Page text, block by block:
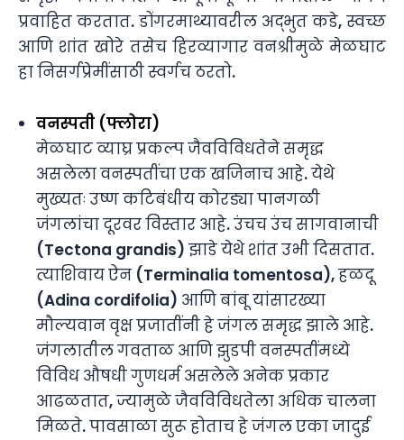
प्रवाहित करतात. डोंगरमाथ्यावरील अद्भुत कडे, स्वच्छ
आणि शांत खोरे तसेच हिरव्यागार वनश्रीमुळे मेळघाट
हा निसर्गप्रेमींसाठी स्वर्गच ठरतो.
वनस्पती (फ्लोरा)
मेळघाट व्याघ्र प्रकल्प जैवविविधतेने समृद्ध
असलेला वनस्पतींचा एक खजिनाच आहे. येथे
मुख्यतः उष्ण कटिबंधीय कोरड्या पानगळी
जंगलांचा दूरवर विस्तार आहे. उंचच उंच सागवानाची
(Tectona grandis) झाडे येथे शांत उभी दिसतात.
त्याशिवाय ऐन (Terminalia tomentosa), हळदू
(Adina cordifolia) आणि बांबू यांसारख्या
मौल्यवान वृक्ष प्रजातींनी हे जंगल समृद्ध झाले आहे.
जंगलातील गवताळ आणि झुडपी वनस्पतींमध्ये
विविध औषधी गुणधर्म असलेले अनेक प्रकार
आढळतात, ज्यामुळे जैवविविधतेला अधिक चालना
मिळते. पावसाळा सुरू होताच हे जंगल एका जादुई